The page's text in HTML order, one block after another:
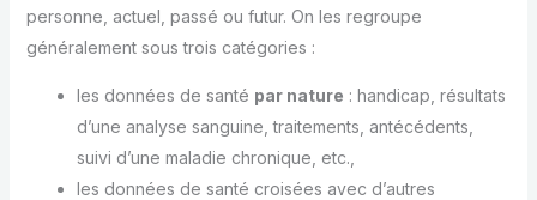
personne, actuel, passé ou futur. On les regroupe
généralement sous trois catégories :
les données de santé par nature : handicap, résultats
d’une analyse sanguine, traitements, antécédents,
suivi d’une maladie chronique, etc.,
les données de santé croisées avec d’autres